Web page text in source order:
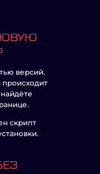
версий.
скрипт